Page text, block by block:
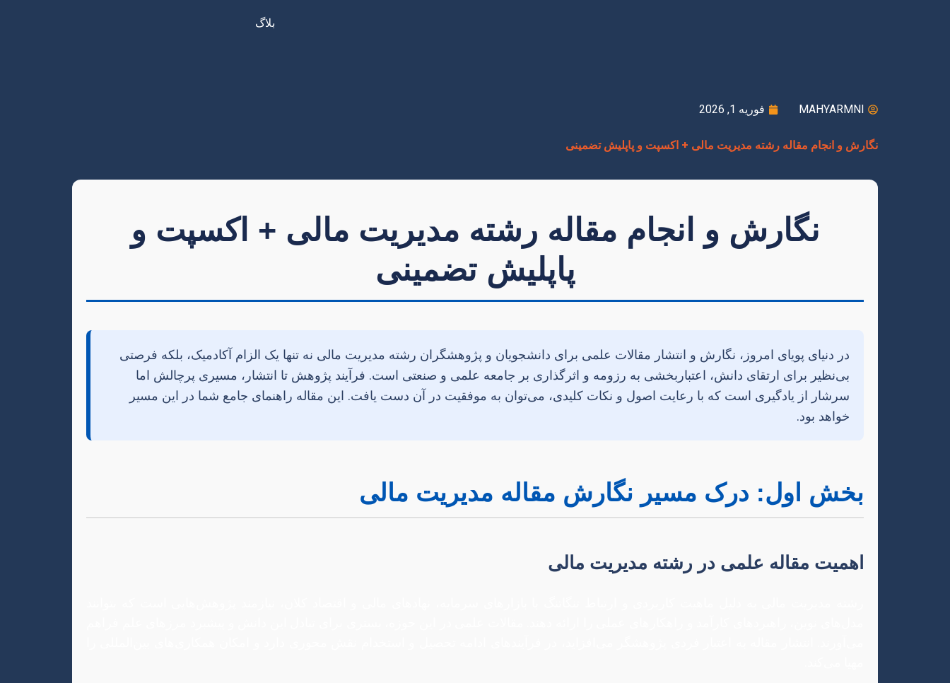
بلاگ
MAHYARMNI فوریه 1, 2026
نگارش و انجام مقاله رشته مدیریت مالی + اکسپت و پاپلیش تضمینی
نگارش و انجام مقاله رشته مدیریت مالی + اکسپت و
پاپلیش تضمینی
در دنیای پویای امروز، نگارش و انتشار مقالات علمی برای دانشجویان و پژوهشگران رشته مدیریت مالی نه تنها یک الزام آکادمیک، بلکه فرصتی
بی‌نظیر برای ارتقای دانش، اعتباربخشی به رزومه و اثرگذاری بر جامعه علمی و صنعتی است. فرآیند پژوهش تا انتشار، مسیری پرچالش اما
سرشار از یادگیری است که با رعایت اصول و نکات کلیدی، می‌توان به موفقیت در آن دست یافت. این مقاله راهنمای جامع شما در این مسیر
خواهد بود.
بخش اول: درک مسیر نگارش مقاله مدیریت مالی
اهمیت مقاله علمی در رشته مدیریت مالی